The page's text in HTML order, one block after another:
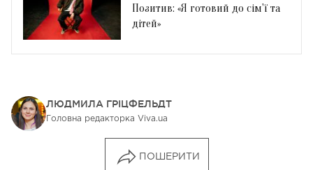
Позитив: «Я готовий до сім'ї та
дітей»
ЛЮДМИЛА ГРІЦФЕЛЬДТ
Головна редакторка Viva.ua
ПОШЕРИТИ